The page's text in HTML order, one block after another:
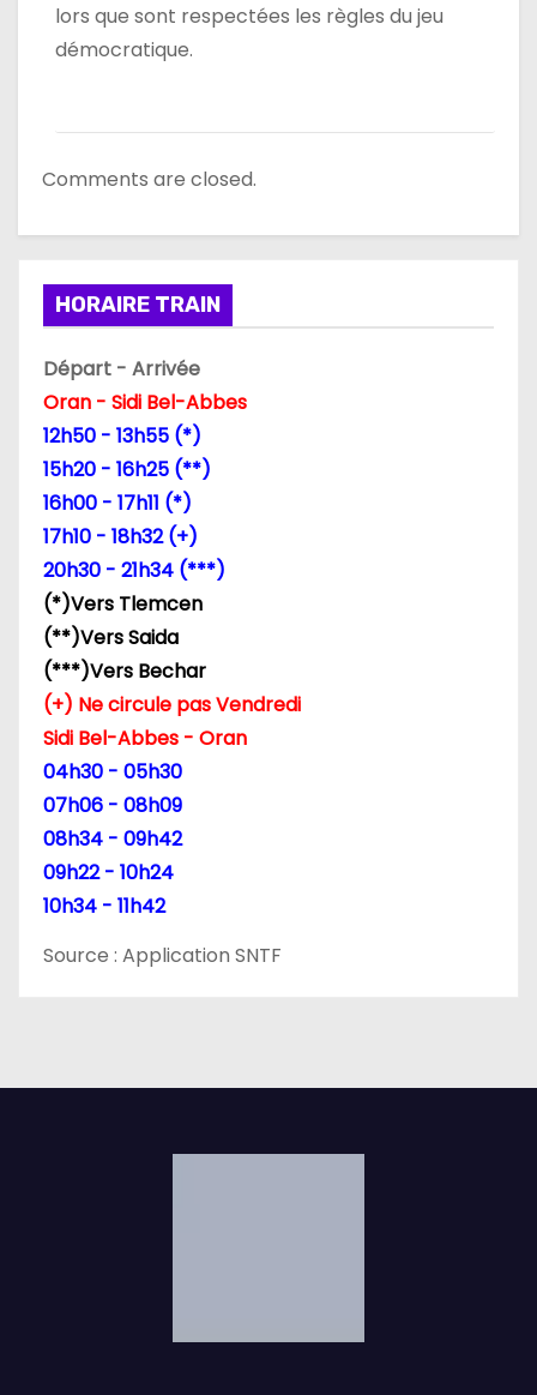
lors que sont respectées les règles du jeu
démocratique.
Comments are closed.
HORAIRE TRAIN
Départ - Arrivée
Oran - Sidi Bel-Abbes
12h50 - 13h55 (*)
15h20 - 16h25 (**)
16h00 - 17h11 (*)
17h10 - 18h32 (+)
20h30 - 21h34 (***)
(*)Vers Tlemcen
(**)Vers Saida
(***)Vers Bechar
(+) Ne circule pas Vendredi
Sidi Bel-Abbes - Oran
04h30 - 05h30
07h06 - 08h09
08h34 - 09h42
09h22 - 10h24
10h34 - 11h42
Source : Application SNTF